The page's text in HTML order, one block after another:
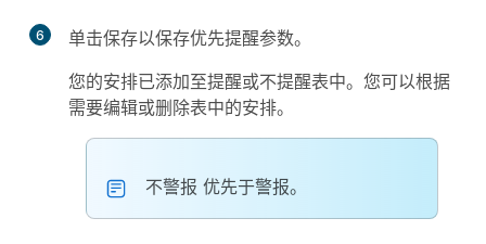
6 单击保存以保存优先提醒参数。
您的安排已添加至提醒或不提醒表中。您可以根据
需要编辑或删除表中的安排。
不警报 优先于警报。